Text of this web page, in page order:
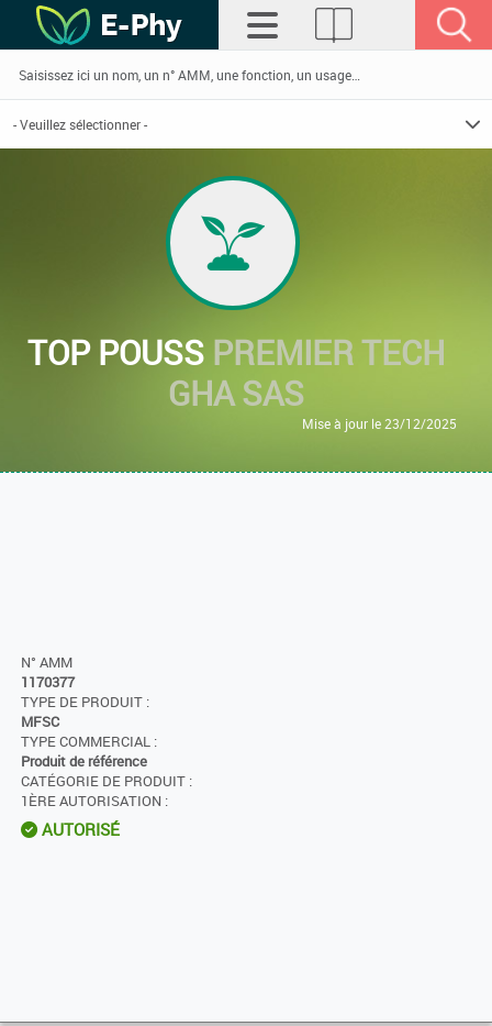
TOP POUSS PREMIER TECH
GHA SAS
Mise à jour le 23/12/2025
N° AMM
1170377
TYPE DE PRODUIT :
MFSC
TYPE COMMERCIAL :
Produit de référence
CATÉGORIE DE PRODUIT :
1ÈRE AUTORISATION :
AUTORISÉ